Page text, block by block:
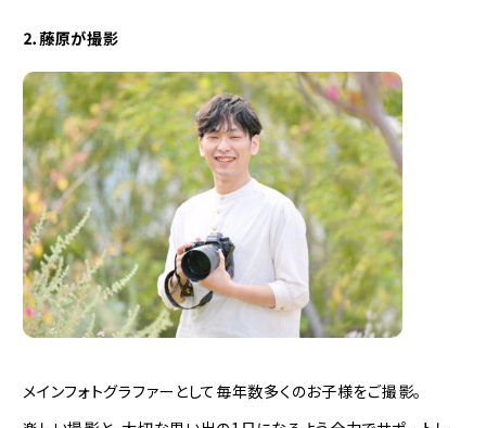
⒉藤原が撮影
メインフォトグラファーとして毎年数多くのお子様をご撮影。